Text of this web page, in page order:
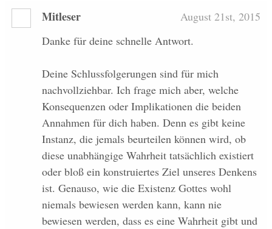
Mitleser
August 21st, 2015
Danke für deine schnelle Antwort.
Deine Schlussfolgerungen sind für mich
nachvollziehbar. Ich frage mich aber, welche
Konsequenzen oder Implikationen die beiden
Annahmen für dich haben. Denn es gibt keine
Instanz, die jemals beurteilen können wird, ob
diese unabhängige Wahrheit tatsächlich existiert
oder bloß ein konstruiertes Ziel unseres Denkens
ist. Genauso, wie die Existenz Gottes wohl
niemals bewiesen werden kann, kann nie
bewiesen werden, dass es eine Wahrheit gibt und